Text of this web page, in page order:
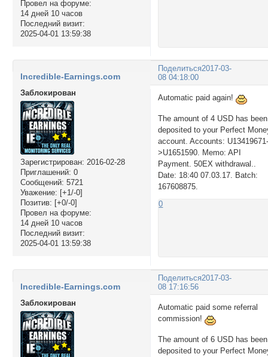
Провел на форуме:
14 дней 10 часов
Последний визит:
2025-04-01 13:59:38
Поделиться2017-03-
08 04:18:00
Incredible-Earnings.com
Заблокирован
Зарегистрирован: 2016-02-28
Приглашений: 0
Сообщений: 5721
Уважение: [+1/-0]
Позитив: [+0/-0]
Провел на форуме:
14 дней 10 часов
Последний визит:
2025-04-01 13:59:38
Automatic paid again!
The amount of 4 USD has been
deposited to your Perfect
account. Accounts:
>U1651590. Memo: API
Payment. 50EX withdrawal..
Date: 18:40 07.03.17. Batch:
167608875.
0
Поделиться2017-03-
08 17:16:56
Incredible-Earnings.com
Заблокирован
Automatic paid some referral
commission!
The amount of 6 USD has been
deposited to your Perfect